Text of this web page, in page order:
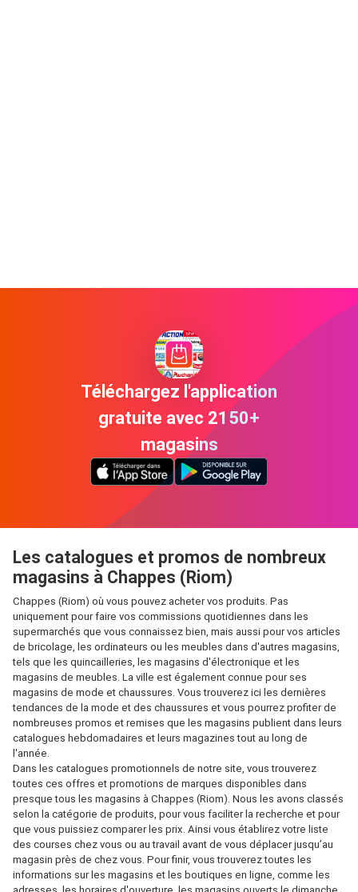
Téléchargez l'application
gratuite avec 2150+
magasins
Les catalogues et promos de nombreux
magasins à Chappes (Riom)
Chappes (Riom) où vous pouvez acheter vos produits. Pas
uniquement pour faire vos commissions quotidiennes dans les
supermarchés que vous connaissez bien, mais aussi pour vos articles
de bricolage, les ordinateurs ou les meubles dans d'autres magasins,
tels que les quincailleries, les magasins d'électronique et les
magasins de meubles. La ville est également connue pour ses
magasins de mode et chaussures. Vous trouverez ici les dernières
tendances de la mode et des chaussures et vous pourrez profiter de
nombreuses promos et remises que les magasins publient dans leurs
catalogues hebdomadaires et leurs magazines tout au long de
l'année.
Dans les catalogues promotionnels de notre site, vous trouverez
toutes ces offres et promotions de marques disponibles dans
presque tous les magasins à Chappes (Riom). Nous les avons classés
selon la catégorie de produits, pour vous faciliter la recherche et pour
que vous puissiez comparer les prix. Ainsi vous établirez votre liste
des courses chez vous ou au travail avant de vous déplacer jusqu’au
magasin près de chez vous. Pour finir, vous trouverez toutes les
informations sur les magasins et les boutiques en ligne, comme les